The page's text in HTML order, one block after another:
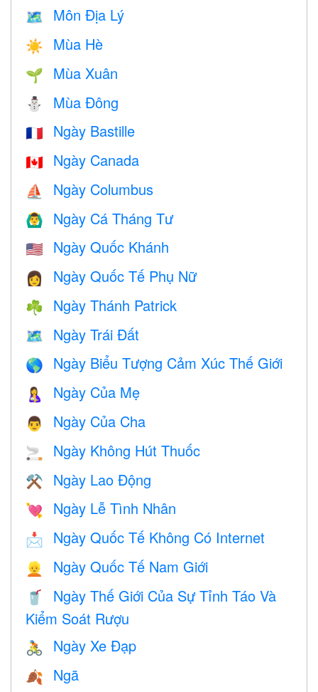
🗺 Môn Địa Lý
☀️ Mùa Hè
🌱 Mùa Xuân
⛄ Mùa Đông
🇫🇷 Ngày Bastille
🇨🇦 Ngày Canada
⛵️ Ngày Columbus
🙆‍♂️ Ngày Cá Tháng Tư
🇺🇸 Ngày Quốc Khánh
👩 Ngày Quốc Tế Phụ Nữ
☘️ Ngày Thánh Patrick
🗺️ Ngày Trái Đất
🌎 Ngày Biểu Tượng Cảm Xúc Thế Giới
🤱 Ngày Của Mẹ
👨 Ngày Của Cha
🚬 Ngày Không Hút Thuốc
⚒️ Ngày Lao Động
💘 Ngày Lễ Tình Nhân
📩 Ngày Quốc Tế Không Có Internet
👱 Ngày Quốc Tế Nam Giới
🥤
Ngày Thế Giới Của Sự Tỉnh Táo Và
Kiểm Soát Rượu
🚴 Ngày Xe Đạp
🍂 Ngã